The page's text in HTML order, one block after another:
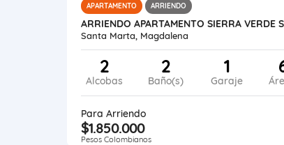
APARTAMENTO ARRIENDO
Santa Marta, Magdalena
2
Alcobas
2
Baño(s)
1
Garaje
Para Arriendo
$1.850.000
Pesos Colombianos